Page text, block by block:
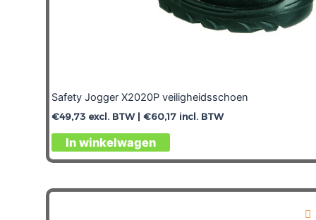
Safety Jogger X2020P veiligheidsschoen
€49,73 excl. BTW | €60,17 incl. BTW
In winkelwagen